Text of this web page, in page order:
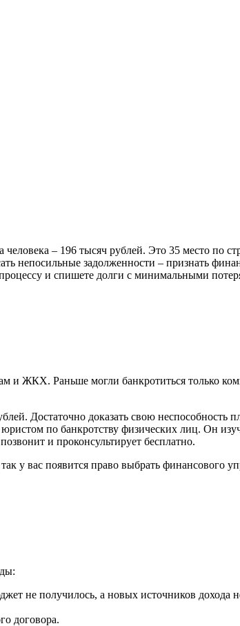
– 196 тысяч рублей. Это 35 место по
непосильные задолженности – признать
и спишете долги с минимальными
и ЖКХ. Раньше могли банкротиться только
Достаточно доказать свою неспособность
по банкротству физических лиц. Он
и проконсультирует бесплатно.
у вас появится право выбрать финансового
не получилось, а новых источников дохода
договора.